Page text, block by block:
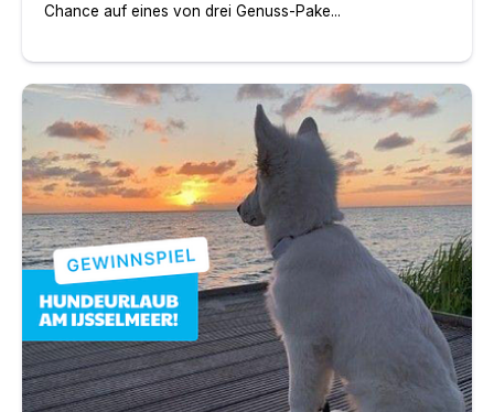
Chance auf eines von drei Genuss-Pake...
Gewinnspiel: 3×3 Nächte Hundeurlaub in Enkhuizen